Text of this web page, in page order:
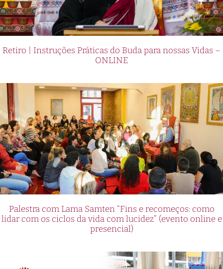
Retiro | Instruções Práticas do Buda para nossas Vidas –
ONLINE
Palestra com Lama Samten “Fins e recomeços: como
lidar com os ciclos da vida com lucidez” (evento online e
presencial)